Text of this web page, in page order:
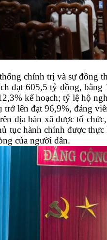
chính trị và sự
đạt 605,5 tỷ đồng,
kế hoạch; tỷ lệ hộ
lên đạt 96,9%, đảng
địa bàn xã được tổ
tục hành chính được
của người dân.